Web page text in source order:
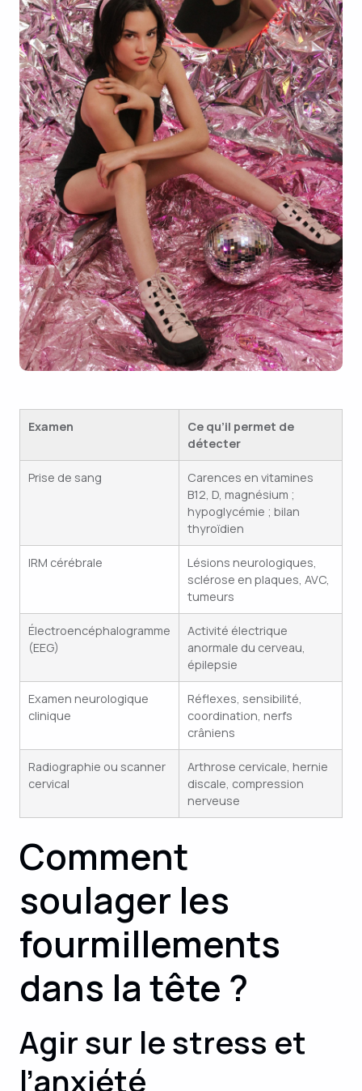
Examen
Ce qu’il permet de
détecter
Prise de sang
Carences en vitamines
B12, D, magnésium ;
hypoglycémie ; bilan
thyroïdien
IRM cérébrale
Lésions neurologiques,
sclérose en plaques, AVC,
tumeurs
Électroencéphalogramme
(EEG)
Activité électrique
anormale du cerveau,
épilepsie
Examen neurologique
clinique
Réflexes, sensibilité,
coordination, nerfs
crâniens
Radiographie ou scanner
cervical
Arthrose cervicale, hernie
discale, compression
nerveuse
Comment
soulager les
fourmillements
dans la tête ?
Agir sur le stress et
l’anxiété